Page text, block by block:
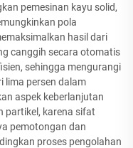
pemesinan kayu solid,
pola
hasil dari
canggih secara otomatis
sehingga mengurangi
lima persen dalam
aspek keberlanjutan
partikel, karena sifat
pemotongan dan
proses pengolahan